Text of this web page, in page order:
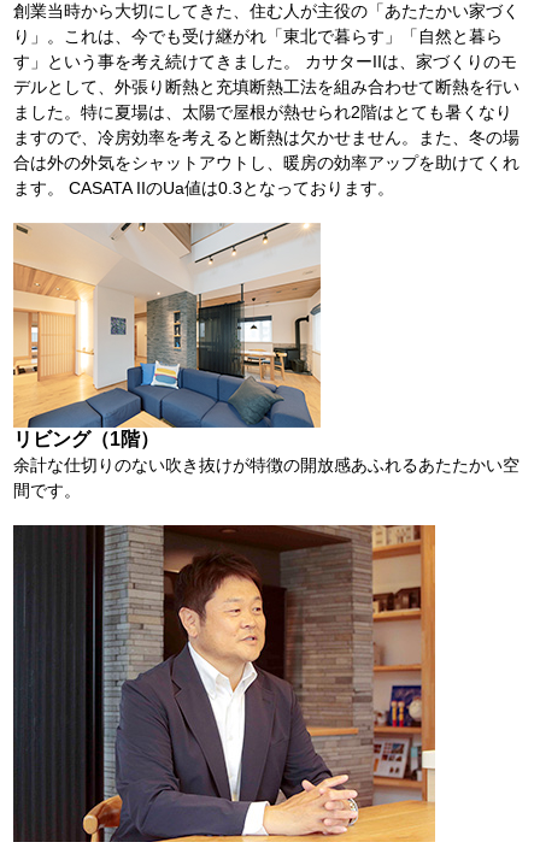
創業当時から大切にしてきた、住む人が主役の「あたたかい家づく
り」。これは、今でも受け継がれ「東北で暮らす」「自然と暮ら
す」という事を考え続けてきました。 カサターIIは、家づくりのモ
デルとして、外張り断熱と充填断熱工法を組み合わせて断熱を行い
ました。特に夏場は、太陽で屋根が熱せられ2階はとても暑くなり
ますので、冷房効率を考えると断熱は欠かせません。また、冬の場
合は外の外気をシャットアウトし、暖房の効率アップを助けてくれ
ます。 CASATA IIのUa値は0.3となっております。
リビング（1階）
余計な仕切りのない吹き抜けが特徴の開放感あふれるあたたかい空
間です。